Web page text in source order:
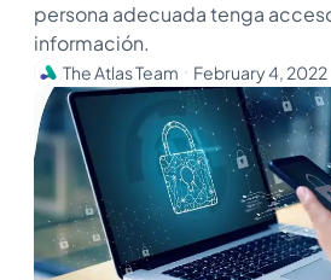
persona adecuada tenga
información.
The Atlas Team ・ February 4, 2022